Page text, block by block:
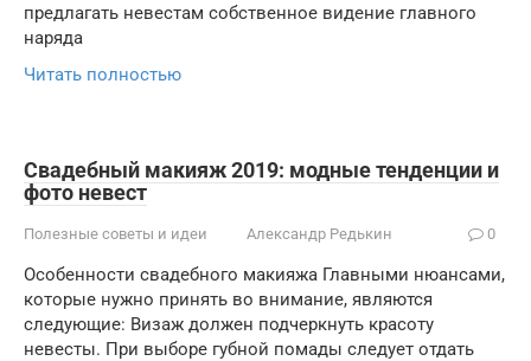
предлагать невестам собственное видение главного
наряда
Читать полностью
Свадебный макияж 2019: модные тенденции и
фото невест
Полезные советы и идеи Александр Редькин 0
Особенности свадебного макияжа Главными нюансами,
которые нужно принять во внимание, являются
следующие: Визаж должен подчеркнуть красоту
невесты. При выборе губной помады следует отдать